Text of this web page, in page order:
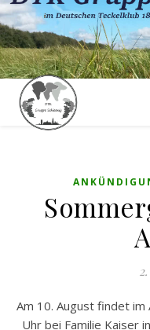
Am 10. August findet im Anschluss an die BHP um ca. 15:00
Uhr bei Familie Kaiser